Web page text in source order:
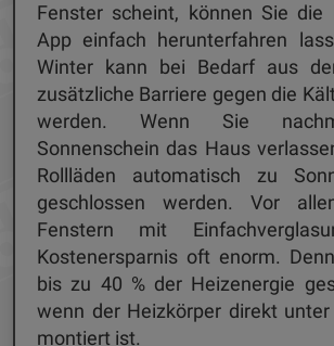
Fenster scheint, können Sie die
App einfach herunterfahren
Winter kann bei Bedarf aus
zusätzliche Barriere gegen die
werden. Wenn Sie
Sonnenschein das Haus
Rollläden automatisch zu
geschlossen werden. Vor
Fenstern mit
Kostenersparnis oft enorm.
bis zu 40 % der Heizenergie
wenn der Heizkörper direkt
montiert ist.